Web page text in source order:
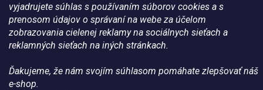
vyjadrujete súhlas s používaním súborov cookies a s
prenosom údajov o správaní na webe za účelom
zobrazovania cielenej reklamy na sociálnych sieťach a
reklamných sieťach na iných stránkach.
Ďakujeme, že nám svojím súhlasom pomáhate zlepšovať náš
e-shop.
Copyright 2026Všetko pre vaše kone - WateHorse.sk. Všetky
práva vyhradené.